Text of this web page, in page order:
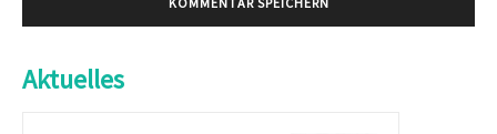
Aktuelles